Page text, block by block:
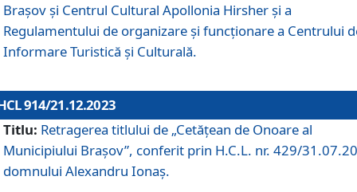
Brașov și Centrul Cultural Apollonia Hirsher și a
Regulamentului de organizare și funcționare a Centrului
Informare Turistică și Culturală.
914/21.12.2023
Titlu: Retragerea titlului de „Cetățean de Onoare al
Municipiului Brașov”, conferit prin H.C.L. nr. 429/
domnului Alexandru Ionaș.